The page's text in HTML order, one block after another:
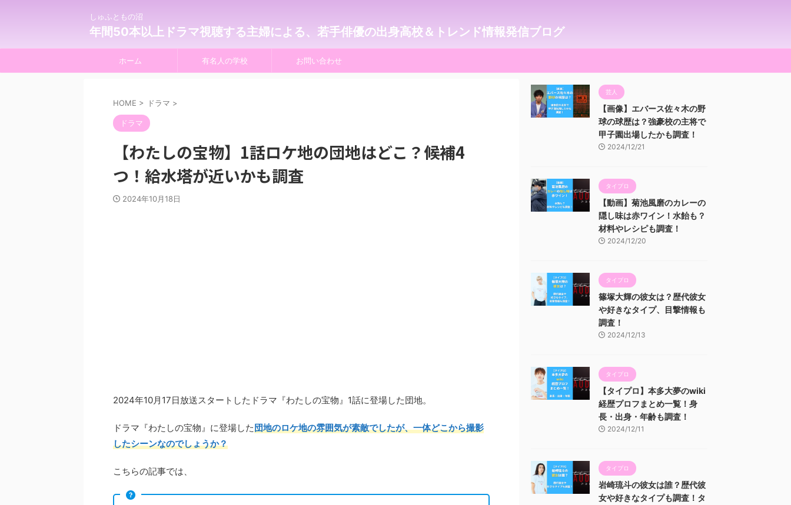
しゅふともの沼
年間50本以上ドラマ視聴する主婦による、若手俳優の出身高校＆トレンド情報発信ブログ
ホーム 有名人の学校 お問い合わせ
HOME > ドラマ >
ドラマ
【わたしの宝物】1話ロケ地の団地はどこ？候補4
つ！給水塔が近いかも調査
2024年10月18日
2024年10月17日放送スタートしたドラマ『わたしの宝物』1話に登場した団地。
ドラマ『わたしの宝物』に登場した団地のロケ地の雰囲気が素敵でしたが、一体どこから撮影
したシーンなのでしょうか？
こちらの記事では、
芸人
【画像】エバース佐々木の野
球の球歴は？強豪校の主将で
甲子園出場したかも調査！
2024/12/21
タイプロ
【動画】菊池風磨のカレーの
隠し味は赤ワイン！水飴も？
材料やレシピも調査！
2024/12/20
タイプロ
篠塚大輝の彼女は？歴代彼女
や好きなタイプ、目撃情報も
調査！
2024/12/13
タイプロ
【タイプロ】本多大夢のwiki
経歴プロフまとめ一覧！身
長・出身・年齢も調査！
2024/12/11
タイプロ
岩崎琉斗の彼女は誰？歴代彼
女や好きなタイプも調査！タ